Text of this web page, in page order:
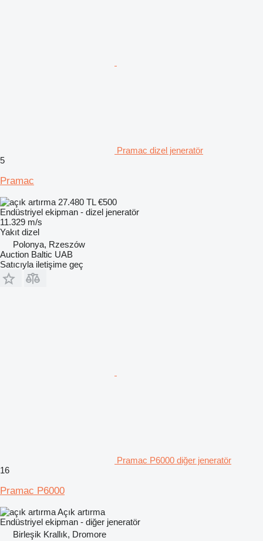
Pramac dizel jeneratör
5
Pramac
27.480 TL€500
Endüstriyel ekipman - dizel jeneratör
11.329 m/s
Yakıt dizel
Polonya, Rzeszów
Auction Baltic UAB
Satıcıyla iletişime geç
Pramac P6000 diğer jeneratör
16
Pramac P6000
Açık artırma
Endüstriyel ekipman - diğer jeneratör
Birleşik Krallık, Dromore